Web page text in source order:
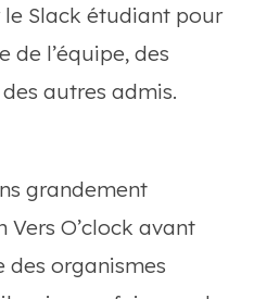
le Slack étudiant pour
de l’équipe, des
autres admis.
grandement
Vers O’clock avant
des organismes